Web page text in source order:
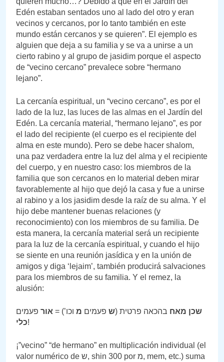
Edén estaban sentados uno al lado del otro y eran
vecinos y cercanos, por lo tanto también en este
mundo están cercanos y se quieren”. El ejemplo es
alguien que deja a su familia y se va a unirse a un
cierto rabino y al grupo de jasidim porque el aspecto
de “vecino cercano” prevalece sobre “hermano
lejano”.
La cercanía espiritual, un “vecino cercano”, es por el
lado de la luz, las luces de las almas en el Jardín del
Edén. La cercanía material, “hermano lejano”, es por
el lado del recipiente (el cuerpo es el recipiente del
alma en este mundo). Pero se debe hacer shalom,
una paz verdadera entre la luz del alma y el recipiente
del cuerpo, y en nuestro caso: los miembros de la
familia que son cercanos en lo material deben mirar
favorablemente al hijo que dejó la casa y fue a unirse
al rabino y a los jasidim desde la raíz de su alma. Y el
hijo debe mantener buenas relaciones (y
reconocimiento) con los miembros de su familia. De
esta manera, la cercanía material será un recipiente
para la luz de la cercanía espiritual, y cuando el hijo
se siente en una reunión jasídica y en la unión de
amigos y diga ‘lejaim’, también producirá salvaciones
para los miembros de su familia. Y el remez, la
alusión:
שכן מאח בהכאה פרטית (ש פעמים מ וכו’) = אור פעמים
כלי!
¡”vecino” “de hermano” en multiplicación individual (el
valor numérico de ש, shin 300 por מ, mem, etc.) suma